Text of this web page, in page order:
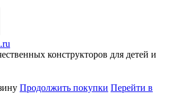
конструкторов для детей и
Продолжить покупки Перейти в